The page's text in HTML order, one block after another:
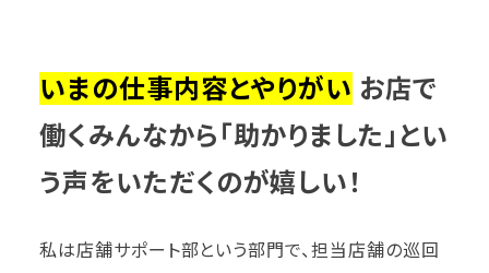
いまの仕事内容とやりがい お店で
働くみんなから「助かりました」とい
う声をいただくのが嬉しい！
私は店舗サポート部という部門で、担当店舗の巡回